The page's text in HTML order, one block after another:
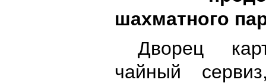
шахматного
Дворец
чайный